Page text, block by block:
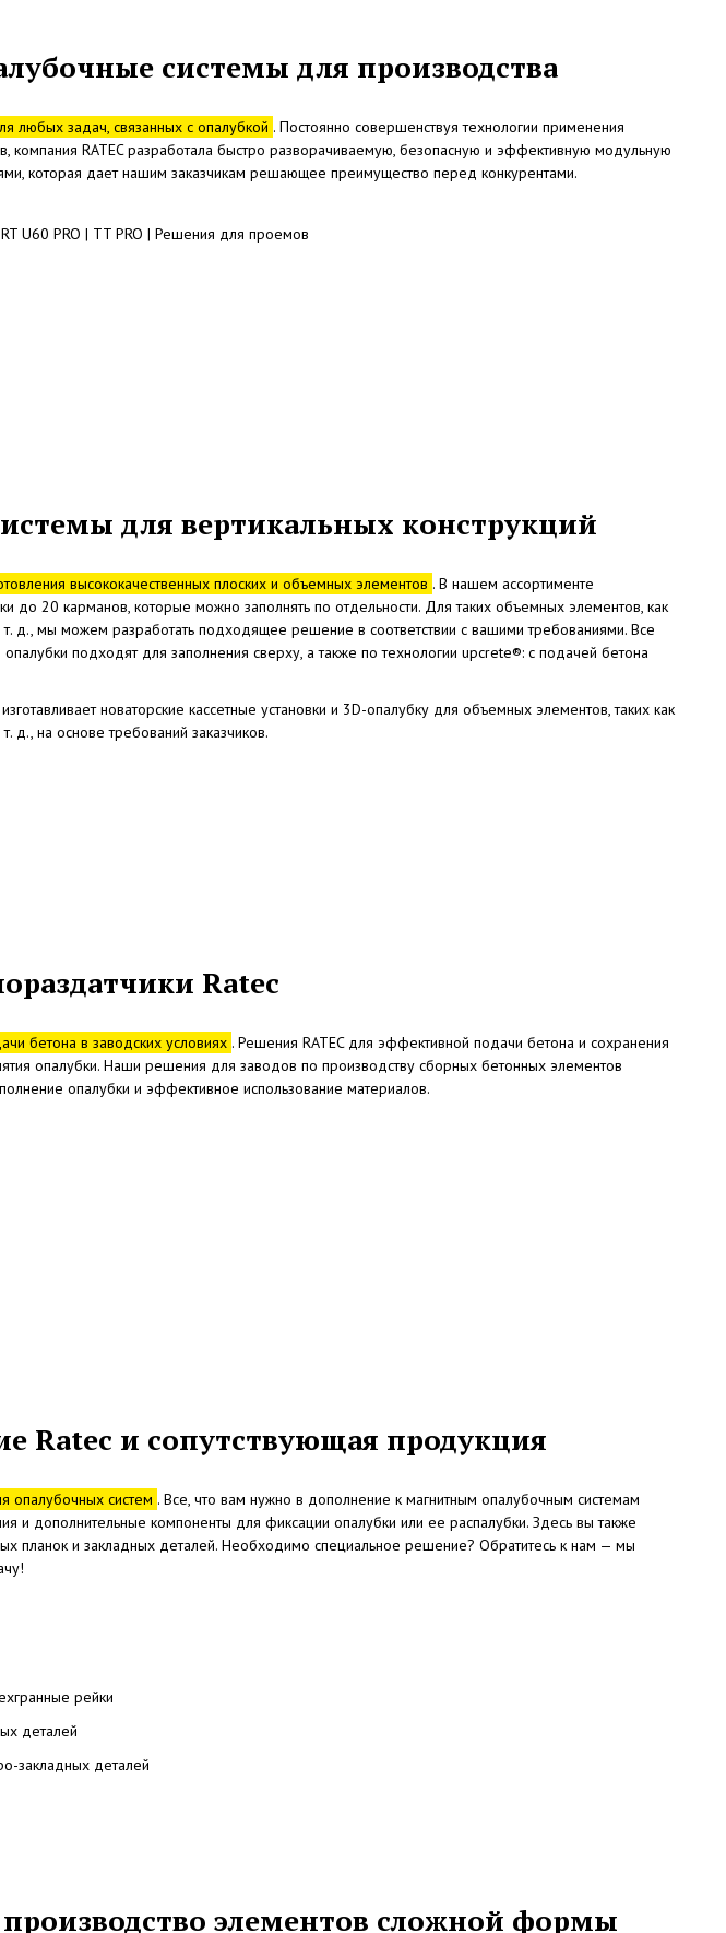
системы для производства
любых задач, связанных с опалубкой . Постоянно совершенствуя технологии применения
компания RATEC разработала быстро разворачиваемую, безопасную и эффективную модульную
которая дает нашим заказчикам решающее преимущество перед конкурентами.
U60 PRO | TT PRO | Решения для проемов
для вертикальных конструкций
высококачественных плоских и объемных элементов . В нашем ассортименте
до 20 карманов, которые можно заполнять по отдельности. Для таких объемных элементов, как
д., мы можем разработать подходящее решение в соответствии с вашими требованиями. Все
подходят для заполнения сверху, а также по технологии upcrete®: с подачей бетона
новаторские кассетные установки и 3D-опалубку для объемных элементов, таких как
д., на основе требований заказчиков.
Ratec
бетона в заводских условиях . Решения RATEC для эффективной подачи бетона и сохранения
опалубки. Наши решения для заводов по производству сборных бетонных элементов
опалубки и эффективное использование материалов.
Ratec и сопутствующая продукция
опалубочных систем . Все, что вам нужно в дополнение к магнитным опалубочным системам
и дополнительные компоненты для фиксации опалубки или ее распалубки. Здесь вы также
планок и закладных деталей. Необходимо специальное решение? Обратитесь к нам — мы
рейки
деталей
закладных деталей
производство элементов сложной формы